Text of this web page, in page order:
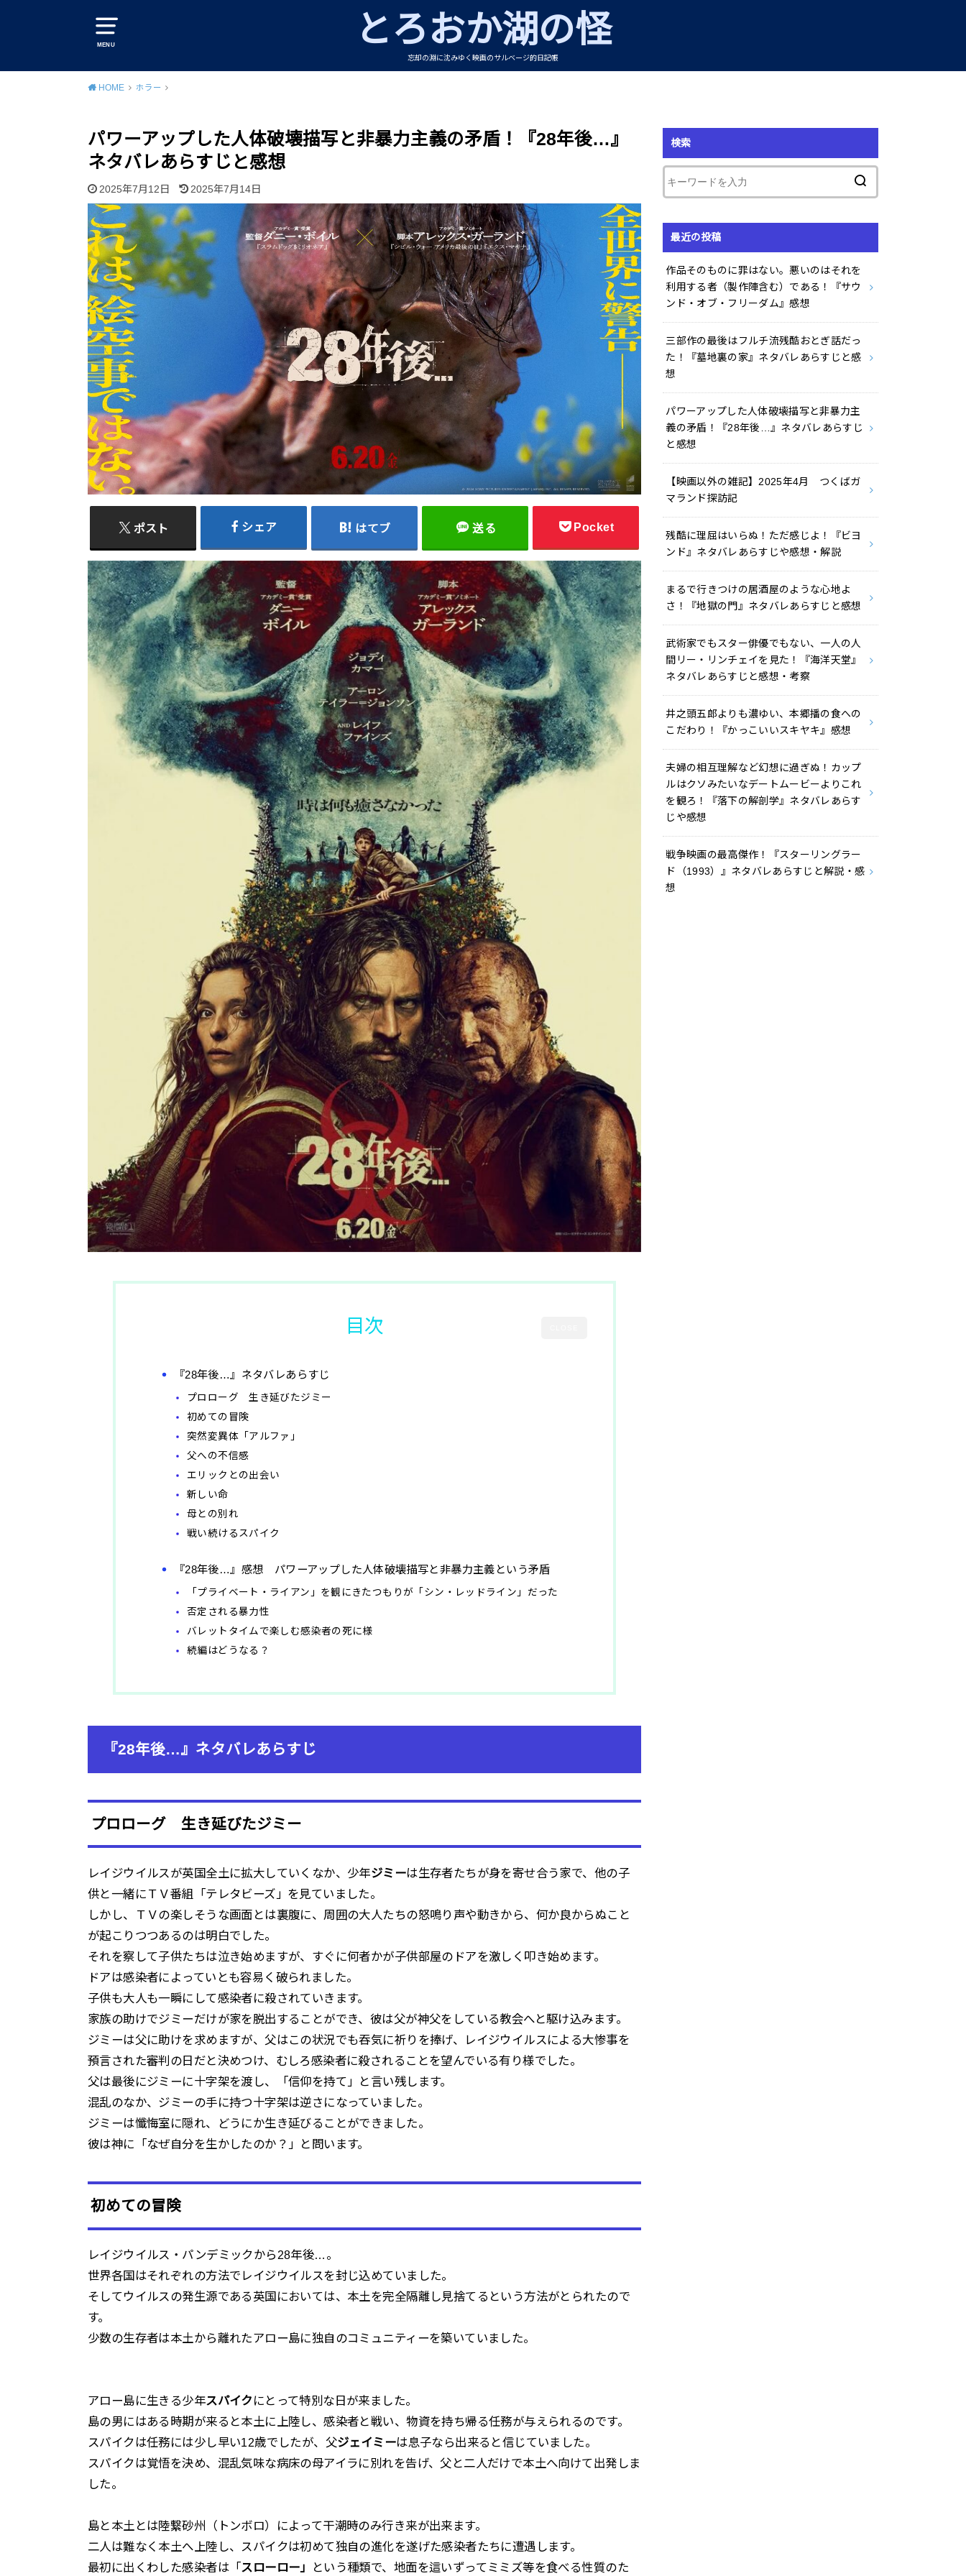
MENU とろおか湖の怪
忘却の淵に沈みゆく映画のサルベージ的日記帳
HOME ホラー
パワーアップした人体破壊描写と非暴力主義の矛盾！『28年後…』
ネタバレあらすじと感想
2025年7月12日 2025年7月14日
ポスト シェア はてブ 送る Pocket
目次
『28年後…』ネタバレあらすじ
プロローグ 生き延びたジミー
初めての冒険
突然変異体「アルファ」
父への不信感
エリックとの出会い
新しい命
母との別れ
戦い続けるスパイク
『28年後…』感想 パワーアップした人体破壊描写と非暴力主義という矛盾
「プライベート・ライアン」を観にきたつもりが「シン・レッドライン」だった
否定される暴力性
バレットタイムで楽しむ感染者の死に様
続編はどうなる？
『28年後…』ネタバレあらすじ
プロローグ 生き延びたジミー
レイジウイルスが英国全土に拡大していくなか、少年ジミーは生存者たちが身を寄せ合う家で、他の子
供と一緒にＴＶ番組「テレタビーズ」を見ていました。
しかし、ＴＶの楽しそうな画面とは裏腹に、周囲の大人たちの怒鳴り声や動きから、何か良からぬこと
が起こりつつあるのは明白でした。
それを察して子供たちは泣き始めますが、すぐに何者かが子供部屋のドアを激しく叩き始めます。
ドアは感染者によっていとも容易く破られました。
子供も大人も一瞬にして感染者に殺されていきます。
家族の助けでジミーだけが家を脱出することができ、彼は父が神父をしている教会へと駆け込みます。
ジミーは父に助けを求めますが、父はこの状況でも吞気に祈りを捧げ、レイジウイルスによる大惨事を
預言された審判の日だと決めつけ、むしろ感染者に殺されることを望んでいる有り様でした。
父は最後にジミーに十字架を渡し、「信仰を持て」と言い残します。
混乱のなか、ジミーの手に持つ十字架は逆さになっていました。
ジミーは懺悔室に隠れ、どうにか生き延びることができました。
彼は神に「なぜ自分を生かしたのか？」と問います。
初めての冒険
レイジウイルス・パンデミックから28年後…。
世界各国はそれぞれの方法でレイジウイルスを封じ込めていました。
そしてウイルスの発生源である英国においては、本土を完全隔離し見捨てるという方法がとられたので
す。
少数の生存者は本土から離れたアロー島に独自のコミュニティーを築いていました。
アロー島に生きる少年スパイク にとって特別な日が来ました。
島の男にはある時期が来ると本土に上陸し、感染者と戦い、物資を持ち帰る任務が与えられるのです。
スパイクは任務には少し早い12歳でしたが、父ジェイミーは息子なら出来ると信じていました。
スパイクは覚悟を決め、混乱気味な病床の母アイラに別れを告げ、父と二人だけで本土へ向けて出発しま
した。
島と本土とは陸繋砂州（トンボロ）によって干潮時のみ行き来が出来ます。
二人は難なく本土へ上陸し、スパイクは初めて独自の進化を遂げた感染者たちに遭遇します。
最初に出くわした感染者は「 スローロー」 という種類で、地面を這いずってミミズ等を食べる性質のた
検索
最近の投稿
作品そのものに罪はない。悪いのはそれを
利用する者（製作陣含む）である！『サウ
ンド・オブ・フリーダム』感想
三部作の最後はフルチ流残酷おとぎ話だっ
た！『墓地裏の家』ネタバレあらすじと感
想
パワーアップした人体破壊描写と非暴力主
義の矛盾！『28年後…』ネタバレあらすじ
と感想
【映画以外の雑記】2025年4月 つくばガ
マランド探訪記
残酷に理屈はいらぬ！ただ感じよ！『ビヨ
ンド』ネタバレあらすじや感想・解説
まるで行きつけの居酒屋のような心地よ
さ！『地獄の門』ネタバレあらすじと感想
武術家でもスター俳優でもない、一人の人
間リー・リンチェイを見た！『海洋天堂』
ネタバレあらすじと感想・考察
井之頭五郎よりも濃ゆい、本郷播の食への
こだわり！『かっこいいスキヤキ』感想
夫婦の相互理解など幻想に過ぎぬ！カップ
ルはクソみたいなデートムービーよりこれ
を観ろ！『落下の解剖学』ネタバレあらす
じや感想
戦争映画の最高傑作！『スターリングラー
ド（1993）』ネタバレあらすじと解説・感
想